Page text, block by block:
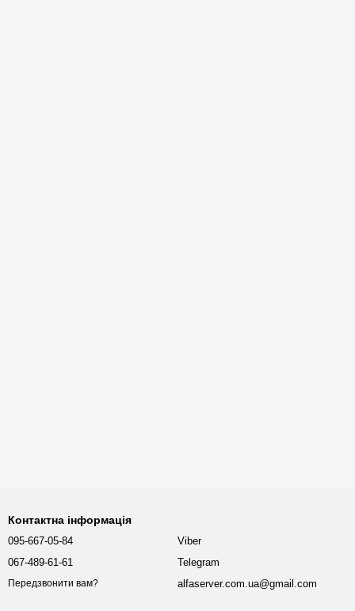
Контактна інформація
095-667-05-84
067-489-61-61
Передзвонити вам?
Viber
Telegram
alfaserver.com.ua@gmail.com